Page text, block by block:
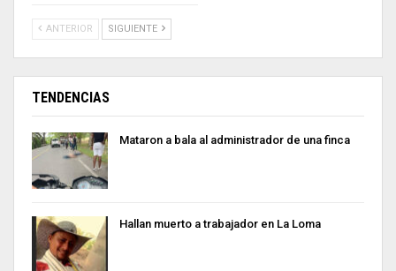
ANTERIOR SIGUIENTE
TENDENCIAS
Mataron a bala al administrador de una finca
Hallan muerto a trabajador en La Loma